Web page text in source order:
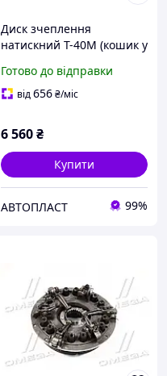
Диск зчеплення
натискний Т-40М (кошик у
Готово до відправки
від656₴/міс
6 560₴
Купити
АВТОПЛАСТ 99%